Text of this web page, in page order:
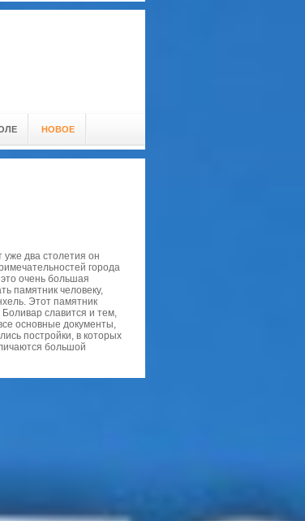
НОВОЕ
уже два столетия он
города
очень большая
памятник человеку,
Этот памятник
славится и тем,
основные документы,
постройки, в которых
большой